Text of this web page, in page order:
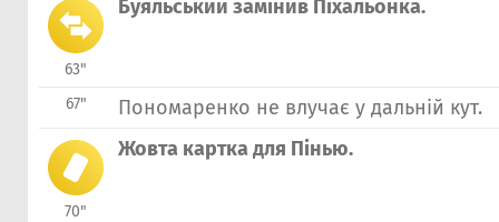
63"
Буяльський замінив Пiхальонка.
67" Пономаренко не влучає у дальній кут.
70"
Жовта картка для Пінью.